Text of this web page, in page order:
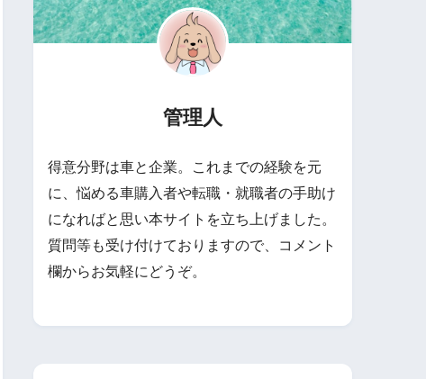
管理人
得意分野は車と企業。これまでの経験を元
に、悩める車購入者や転職・就職者の手助け
になればと思い本サイトを立ち上げました。
質問等も受け付けておりますので、コメント
欄からお気軽にどうぞ。